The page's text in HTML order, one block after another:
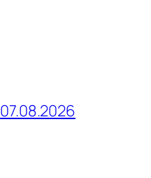
07.08.2026